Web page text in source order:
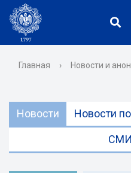
Главная › Новости и
Новости Новости
СМИ